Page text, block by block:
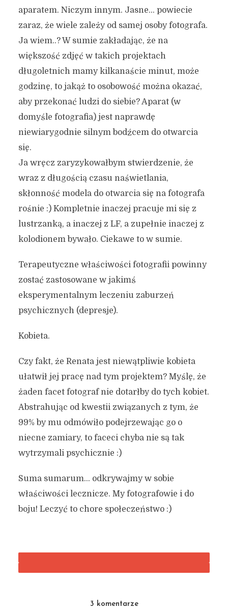
aparatem. Niczym innym. Jasne… powiecie
zaraz, że wiele zależy od samej osoby fotografa.
Ja wiem..? W sumie zakładając, że na
większość zdjęć w takich projektach
długoletnich mamy kilkanaście minut, może
godzinę, to jakąż to osobowość można okazać,
aby przekonać ludzi do siebie? Aparat (w
domyśle fotografia) jest naprawdę
niewiarygodnie silnym bodźcem do otwarcia
się.
Ja wręcz zaryzykowałbym stwierdzenie, że
wraz z długością czasu naświetlania,
skłonność modela do otwarcia się na fotografa
rośnie :) Kompletnie inaczej pracuje mi się z
lustrzanką, a inaczej z LF, a zupełnie inaczej z
kolodionem bywało. Ciekawe to w sumie.
Terapeutyczne właściwości fotografii powinny
zostać zastosowane w jakimś
eksperymentalnym leczeniu zaburzeń
psychicznych (depresje).
Kobieta.
Czy fakt, że Renata jest niewątpliwie kobieta
ułatwił jej pracę nad tym projektem? Myślę, że
żaden facet fotograf nie dotarłby do tych kobiet.
Abstrahując od kwestii związanych z tym, że
99% by mu odmówiło podejrzewając go o
niecne zamiary, to faceci chyba nie są tak
wytrzymali psychicznie :)
Suma sumarum… odkrywajmy w sobie
właściwości lecznicze. My fotografowie i do
boju! Leczyć to chore społeczeństwo :)
3 komentarze